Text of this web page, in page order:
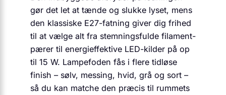
gør det let at tænde og slukke lyset, mens
den klassiske E27-fatning giver dig frihed
til at vælge alt fra stemningsfulde filament-
pærer til energieffektive LED-kilder på op
til 15 W. Lampefoden fås i flere tidløse
finish – sølv, messing, hvid, grå og sort –
så du kan matche den præcis til rummets